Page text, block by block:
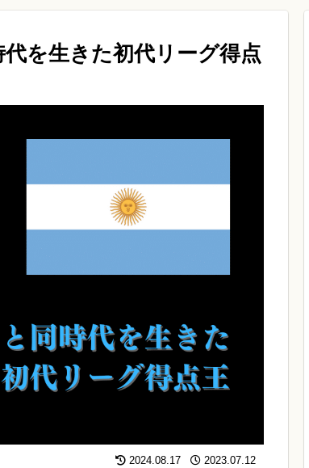
を生きた初代リーグ得点
2024.08.17 2023.07.12